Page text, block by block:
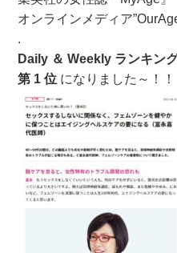
オンラインメディア
.
Daily ＆ Weekly ランキン
第 1 位 になりました～！！